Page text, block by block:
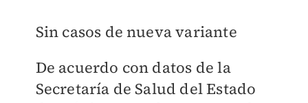
Sin casos de nueva variante
De acuerdo con datos de la
Secretaría de Salud del Estado